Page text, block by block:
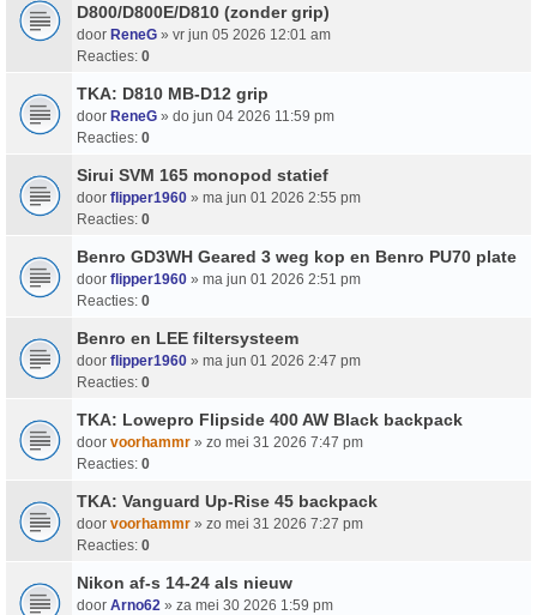
D800/D800E/D810 (zonder grip)
door ReneG » vr jun 05 2026 12:01 am
Reacties: 0
TKA: D810 MB-D12 grip
door ReneG » do jun 04 2026 11:59 pm
Reacties: 0
Sirui SVM 165 monopod statief
door flipper1960 » ma jun 01 2026 2:55 pm
Reacties: 0
Benro GD3WH Geared 3 weg kop en Benro PU70 plate
door flipper1960 » ma jun 01 2026 2:51 pm
Reacties: 0
Benro en LEE filtersysteem
door flipper1960 » ma jun 01 2026 2:47 pm
Reacties: 0
TKA: Lowepro Flipside 400 AW Black backpack
door voorhammr » zo mei 31 2026 7:47 pm
Reacties: 0
TKA: Vanguard Up-Rise 45 backpack
door voorhammr » zo mei 31 2026 7:27 pm
Reacties: 0
Nikon af-s 14-24 als nieuw
door Arno62 » za mei 30 2026 1:59 pm